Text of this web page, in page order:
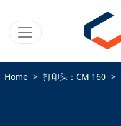
Home 打印头：CM 160